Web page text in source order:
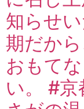
知らせ
期だか
おもて
い。 #